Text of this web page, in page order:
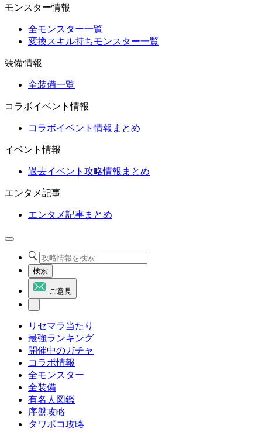
モンスター情報
全モンスター一覧
変換スキル持ちモンスター一覧
装備情報
全装備一覧
コラボイベント情報
コラボイベント情報まとめ
イベント情報
過去イベント攻略情報まとめ
エンタメ記事
エンタメ記事まとめ
検索
ご意見
リセマラ当たり
最強ランキング
開催中のガチャ
コラボ情報
全モンスター
全装備
有名人図鑑
序盤攻略
タワポコ攻略